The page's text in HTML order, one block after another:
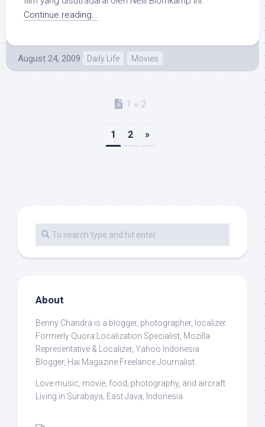
Continue reading…
August 24, 2009 Daily Life Movies
1 » 2
1 2 »
About
Benny Chandra is a blogger, photographer, localizer.
Formerly Quora Localization Specialist, Mozilla
Representative & Localizer, Yahoo Indonesia
Blogger, Hai Magazine Freelance Journalist.
Love music, movie, food, photography, and aircraft.
Living in Surabaya, East Java, Indonesia.